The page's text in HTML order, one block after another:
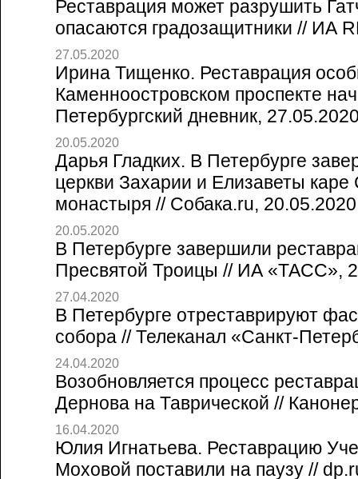
Реставрация может разрушить
опасаются градозащитники // ИА
27.05.2020
Ирина Тищенко. Реставрация
Каменноостровском проспекте
Петербургский дневник,
20.05.2020
Дарья Гладких. В Петербурге
церкви Захарии и Елизаветы каре
монастыря // Собака.ru, 20.05.2020
20.05.2020
В Петербурге завершили
Пресвятой Троицы // ИА «ТАСС»,
27.04.2020
В Петербурге отреставрируют
собора // Телеканал «Санкт-
24.04.2020
Возобновляется процесс
Дернова на Таврической //
16.04.2020
Юлия Игнатьева. Реставрацию
Моховой поставили на паузу //